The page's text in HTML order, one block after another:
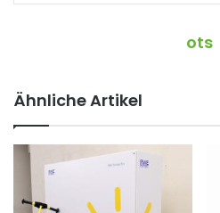
ots
Ähnliche Artikel